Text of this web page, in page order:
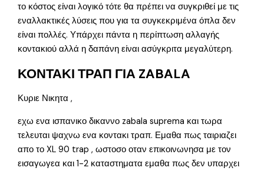
το κόστος είναι λογικό τότε θα πρέπει να συγκριθεί με τις
εναλλακτικές λύσεις που για τα συγκεκριμένα όπλα δεν
είναι πολλές. Υπάρχει πάντα η περίπτωση αλλαγής
κοντακιού αλλά η δαπάνη είναι ασύγκριτα μεγαλύτερη.
ΚΟΝΤΑΚΙ ΤΡΑΠ ΓΙΑ ZABALA
Κυριε Νικητα ,
εχω ενα ισπανικο δικαννο zabala suprema και τωρα
τελευται ψαχνω ενα κοντακι τραπ. Εμαθα πως ταιριαζει
απο το XL 90 trap , ωστοσο οταν επικοινωνησα με τον
εισαγωγεα και 1-2 καταστηματα εμαθα πως δεν υπαρχει